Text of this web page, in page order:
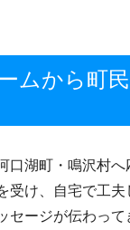
ムから町
湖町・鳴沢村へ
け、自宅で工
ージが伝わって